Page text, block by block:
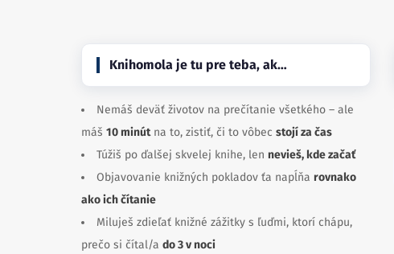
Knihomola je tu pre teba, ak…
Nemáš deväť životov na prečítanie všetkého – ale
máš 10 minútna to, zistiť, či to vôbec stojí za čas
Túžiš po ďalšej skvelej knihe, len nevieš, kde začať
Objavovanie knižných pokladov ťa napĺňa rovnako
ako ich čítanie
Miluješ zdieľať knižné zážitky s ľuďmi, ktorí chápu,
prečo si čítal/a do 3 v noci